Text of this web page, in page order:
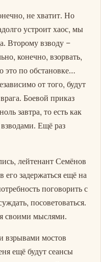
не хватит. Но
устроит хаос, мы
Второму взводу –
конечно, взорвать,
это по обстановке…
от того, будут
Боевой приказ
завтра, то есть как
Ещё раз
лейтенант Семёнов
задержаться ещё на
поговорить с
посоветоваться.
своими мыслями.
взрывами мостов
ещё будут сеансы